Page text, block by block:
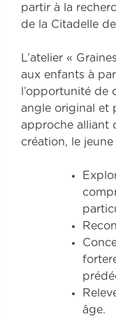
partir à la
de la Citadelle
L’atelier «
aux enfants à
l’opportunité de
angle original et
approche alliant
création, le
âge.